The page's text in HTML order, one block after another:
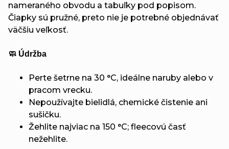
nameraného obvodu a tabuľky pod popisom.
Čiapky sú pružné, preto nie je potrebné objednávať
väčšiu veľkosť.
🧼 Údržba
Perte šetrne na 30 °C, ideálne naruby alebo v
pracom vrecku.
Nepoužívajte bielidlá, chemické čistenie ani
sušičku.
Žehlite najviac na 150 °C; fleecovú časť
nežehlite.